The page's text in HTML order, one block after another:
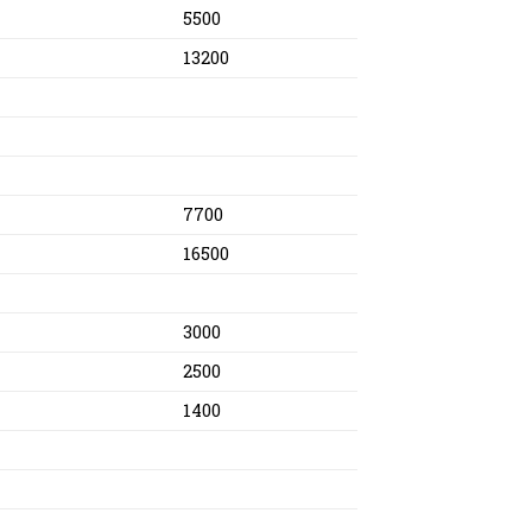
5500
13200
7700
16500
3000
2500
1400